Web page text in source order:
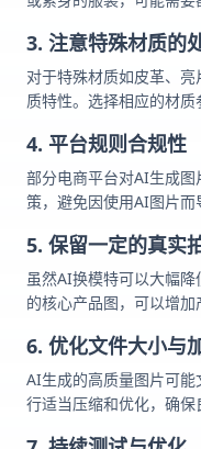
3. 注意特殊材质的
对于特殊材质如皮革、
质特性。选择相应的材质
4. 平台规则合规性
部分电商平台对AI生成
策，避免因使用AI图片而
5. 保留一定的真实
虽然AI换模特可以大幅
的核心产品图，可以增加
6. 优化文件大小与
AI生成的高质量图片可
行适当压缩和优化，确保